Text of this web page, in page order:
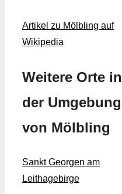
Artikel zu Mölbling auf
Wikipedia
Weitere Orte in
der Umgebung
von Mölbling
Sankt Georgen am
Leithagebirge